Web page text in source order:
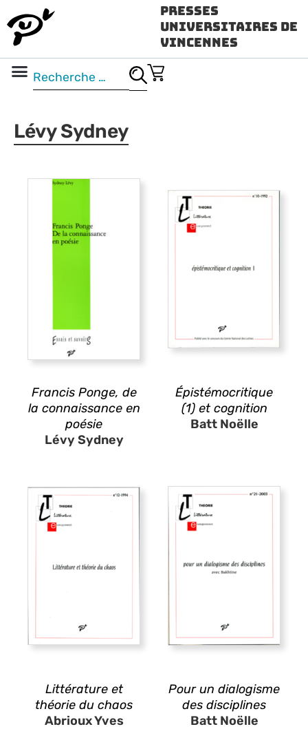
Presses
Universitaires de
Vincennes
Lévy Sydney
Francis Ponge, de
la connaissance en
poésie
Lévy Sydney
Épistémocritique
(1) et cognition
Batt Noëlle
Littérature et
théorie du chaos
Abrioux Yves
Pour un dialogisme
des disciplines
Batt Noëlle